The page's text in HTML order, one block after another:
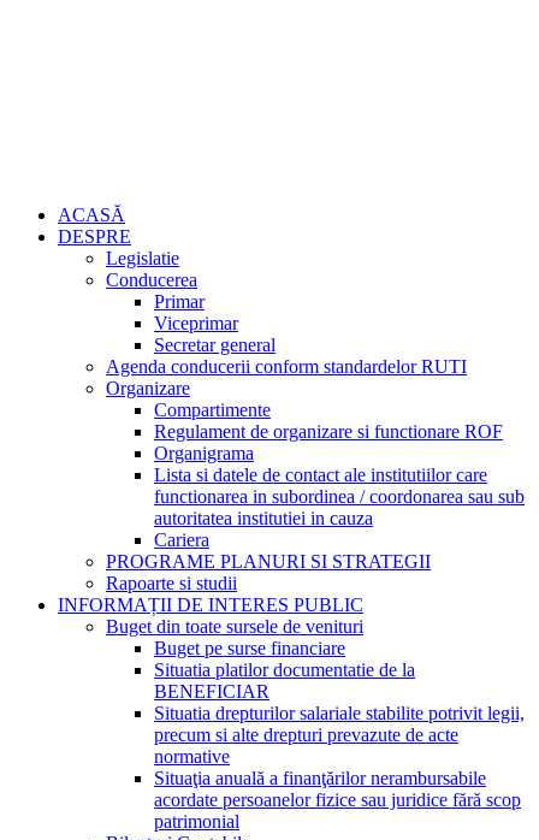
ACASĂ
DESPRE
Legislatie
Conducerea
Primar
Viceprimar
Secretar general
Agenda conducerii conform standardelor RUTI
Organizare
Compartimente
Regulament de organizare si functionare ROF
Organigrama
Lista si datele de contact ale institutiilor care
functionarea in subordinea / coordonarea sau sub
autoritatea institutiei in cauza
Cariera
PROGRAME PLANURI SI STRATEGII
Rapoarte si studii
INFORMAȚII DE INTERES PUBLIC
Buget din toate sursele de venituri
Buget pe surse financiare
Situatia platilor documentatie de la
BENEFICIAR
Situatia drepturilor salariale stabilite potrivit legii,
precum si alte drepturi prevazute de acte
normative
Situaţia anuală a finanţărilor nerambursabile
acordate persoanelor fizice sau juridice fără scop
patrimonial